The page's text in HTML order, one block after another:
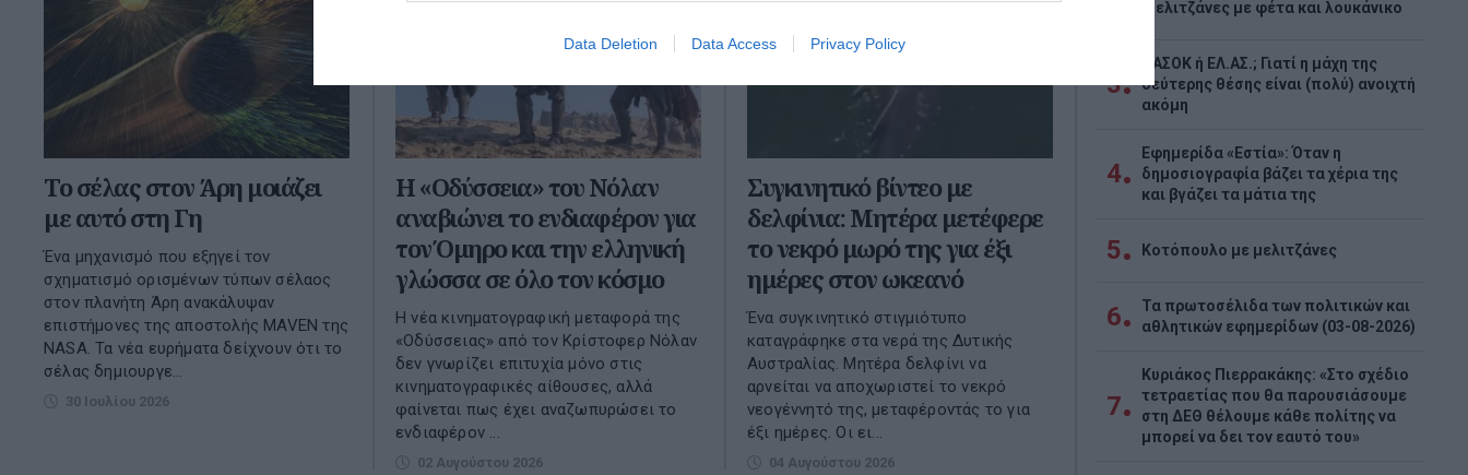
Data Deletion Data Access Privacy Policy
To σέλας στον Άρη μοιάζει
με αυτό στη Γη
Ένα μηχανισμό που εξηγεί τον
σχηματισμό ορισμένων τύπων σέλαος
στον πλανήτη Άρη ανακάλυψαν
επιστήμονες της αποστολής MAVEN της
NASA. Τα νέα ευρήματα δείχνουν ότι το
σέλας δημιουργε...
30 Ιουλίου 2026
Η «Οδύσσεια» του Νόλαν
αναβιώνει το ενδιαφέρον για
τον Όμηρο και την ελληνική
γλώσσα σε όλο τον κόσμο
Η νέα κινηματογραφική μεταφορά της
«Οδύσσειας» από τον Κρίστοφερ Νόλαν
δεν γνωρίζει επιτυχία μόνο στις
κινηματογραφικές αίθουσες, αλλά
φαίνεται πως έχει αναζωπυρώσει το
ενδιαφέρον ...
02 Αυγούστου 2026
Συγκινητικό βίντεο με
δελφίνια: Μητέρα μετέφερε
το νεκρό μωρό της για έξι
ημέρες στον ωκεανό
Ένα συγκινητικό στιγμιότυπο
καταγράφηκε στα νερά της Δυτικής
Αυστραλίας. Μητέρα δελφίνι να
αρνείται να αποχωριστεί το νεκρό
νεογέννητό της, μεταφέροντάς το για
έξι ημέρες. Οι ει...
04 Αυγούστου 2026
Μελιτζάνες με φέτα και λουκάνικο
3
ΠΑΣΟΚ ή ΕΛ.ΑΣ.; Γιατί η μάχη της
δεύτερης θέσης είναι (πολύ) ανοιχτή
ακόμη
4
Εφημερίδα «Εστία»: Όταν η
δημοσιογραφία βάζει τα χέρια της
και βγάζει τα μάτια της
5 Κοτόπουλο με μελιτζάνες
6
Τα πρωτοσέλιδα των πολιτικών και
αθλητικών εφημερίδων (03-08-2026)
7
Κυριάκος Πιερρακάκης: «Στο σχέδιο
τετραετίας που θα παρουσιάσουμε
στη ΔΕΘ θέλουμε κάθε πολίτης να
μπορεί να δει τον εαυτό του»